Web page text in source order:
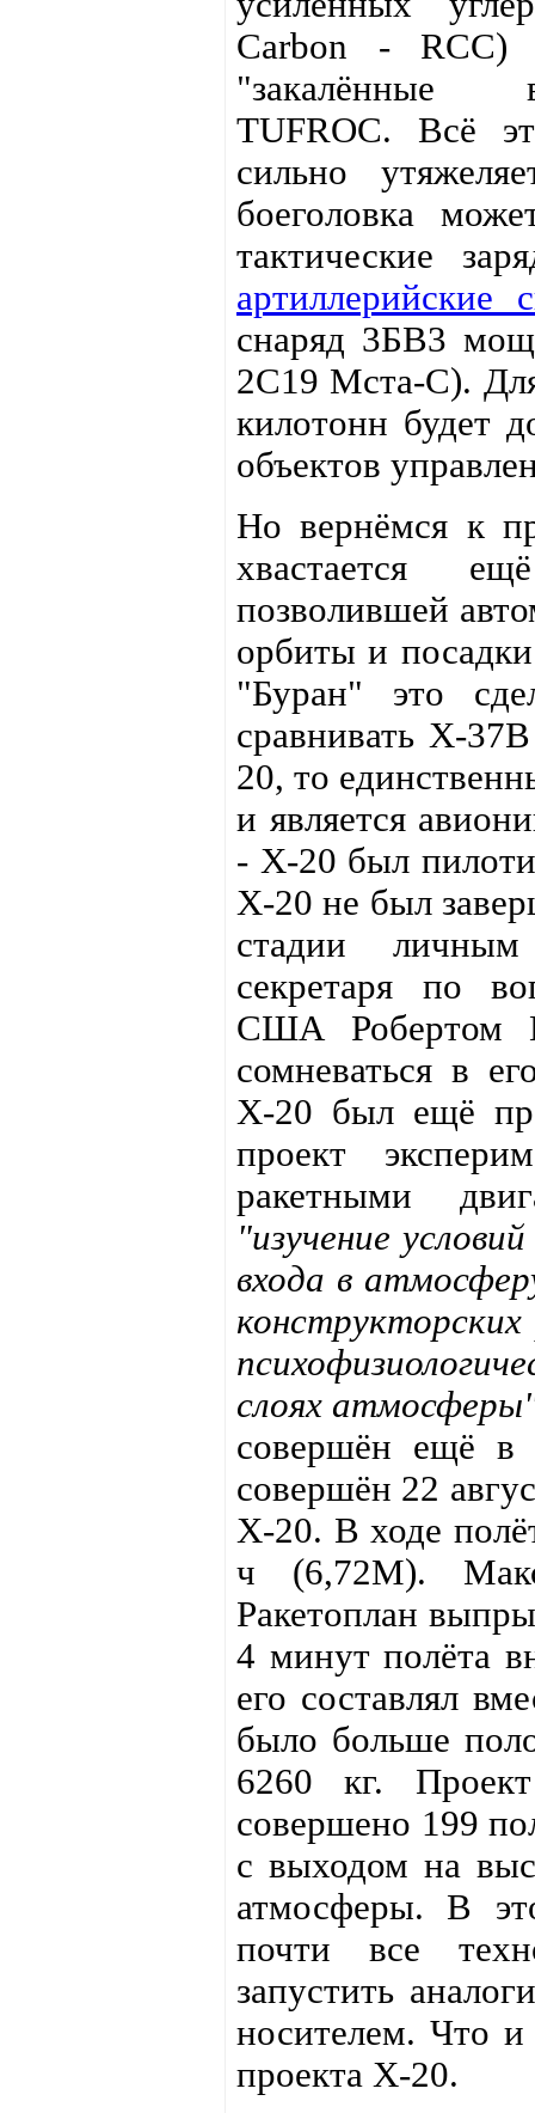
Carbon - RCC)
"закалённые
TUFROC. Всё
сильно
боеголовка
тактические
артиллерийские
снаряд 3БВ3
2С19 Мста-С).
килотонн будет
объектов
Но вернёмся к
хвастается
позволившей
орбиты и
"Буран" это
сравнивать X-
20, то
и является
- Х-20 был
X-20 не был
стадии личным
секретаря по
США Робертом
сомневаться в
Х-20 был ещё
проект
ракетными
"изучение
входа в
слоях
совершён ещё в
совершён 22
X-20. В ходе
ч (6,72М).
Ракетоплан
4 минут полёта
его составлял
было больше
6260 кг.
совершено 199
с выходом на
атмосферы. В
почти все
запустить
носителем. Что
проекта X-20.